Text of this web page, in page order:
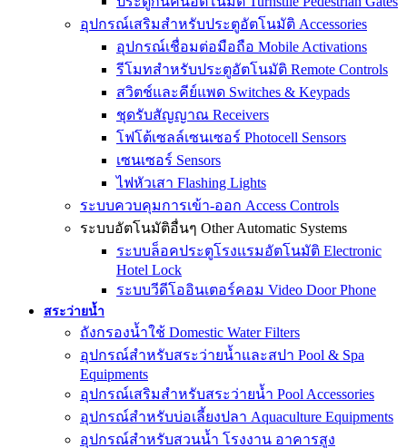
อุปกรณ์เสริมสำหรับประตูอัตโนมัติ Accessories
อุปกรณ์เชื่อมต่อมือถือ Mobile Activations
รีโมทสำหรับประตูอัตโนมัติ Remote Controls
สวิตช์และคีย์แพด Switches & Keypads
ชุดรับสัญญาณ Receivers
โฟโต้เซลล์เซนเซอร์ Photocell Sensors
เซนเซอร์ Sensors
ไฟหัวเสา Flashing Lights
ระบบควบคุมการเข้า-ออก Access Controls
ระบบอัตโนมัติอื่นๆ Other Automatic Systems
ระบบล็อคประตูโรงเเรมอัตโนมัติ Electronic
Hotel Lock
ระบบวีดีโออินเตอร์คอม Video Door Phone
สระว่ายน้ำ
ถังกรองน้ำใช้ Domestic Water Filters
อุปกรณ์สำหรับสระว่ายน้ำและสปา Pool & Spa
Equipments
อุปกรณ์เสริมสำหรับสระว่ายน้ำ Pool Accessories
อุปกรณ์สำหรับบ่อเลี้ยงปลา Aquaculture Equipments
อุปกรณ์สำหรับสวนน้ำ โรงงาน อาคารสูง